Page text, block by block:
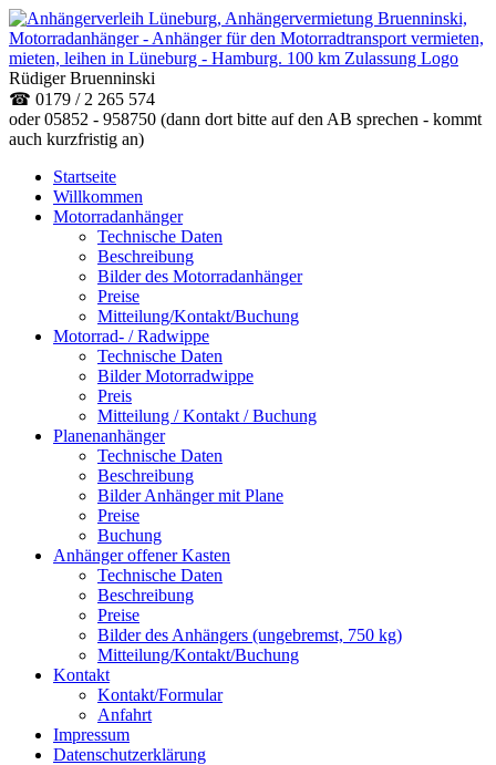
Rüdiger Bruenninski
☎ 0179 / 2 265 574
oder 05852 - 958750 (dann dort bitte auf den AB sprechen - kommt
auch kurzfristig an)
Startseite
Willkommen
Motorradanhänger
Technische Daten
Beschreibung
Bilder des Motorradanhänger
Preise
Mitteilung/Kontakt/Buchung
Motorrad- / Radwippe
Technische Daten
Bilder Motorradwippe
Preis
Mitteilung / Kontakt / Buchung
Planenanhänger
Technische Daten
Beschreibung
Bilder Anhänger mit Plane
Preise
Buchung
Anhänger offener Kasten
Technische Daten
Beschreibung
Preise
Bilder des Anhängers (ungebremst, 750 kg)
Mitteilung/Kontakt/Buchung
Kontakt
Kontakt/Formular
Anfahrt
Impressum
Datenschutzerklärung